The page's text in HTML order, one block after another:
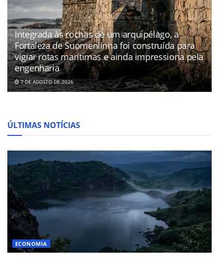
Integrada às rochas de um arquipélago, a
Fortaleza de Suomenlinna foi construída para
vigiar rotas marítimas e ainda impressiona pela
engenharia
7 DE AGOSTO DE 2026
ÚLTIMAS NOTÍCIAS
ECONOMIA